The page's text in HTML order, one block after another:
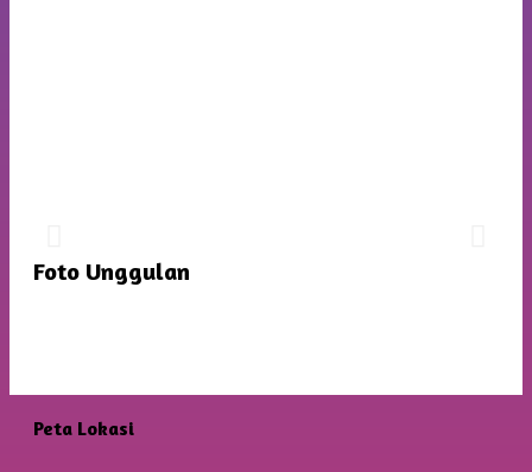
Dengan Mentari Yang Cerah Memberikan Semangat
Baru Untuk Persiapan Yang Lebih Matang
Foto Unggulan
Peta Lokasi